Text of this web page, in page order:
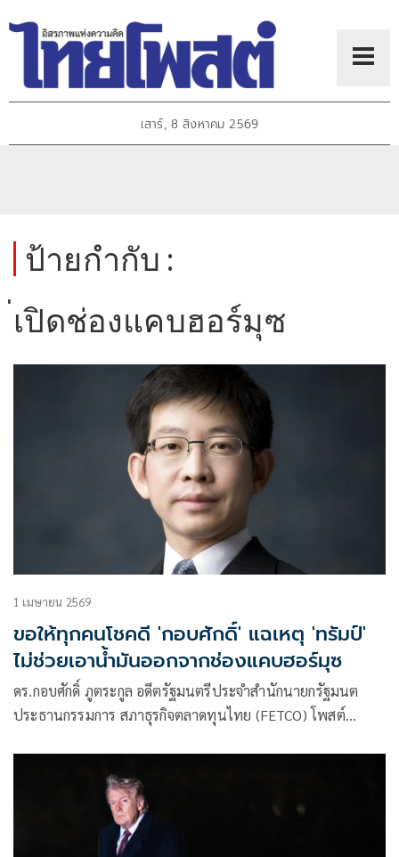
เสาร์, 8 สิงหาคม 2569
ป้ายกำกับ :
่เปิดช่องแคบฮอร์มุซ
1 เมษายน 2569
ขอให้ทุกคนโชคดี 'กอบศักดิ์' แฉเหตุ 'ทรัมป์'
ไม่ช่วยเอาน้ำมันออกจากช่องแคบฮอร์มุซ
ดร.กอบศักดิ์ ภูตระกูล อดีตรัฐมนตรีประจำสำนักนายกรัฐมนต
ประธานกรรมการ สภาธุรกิจตลาดทุนไทย (FETCO) โพสต์